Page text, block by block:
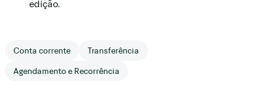
edição.
Conta corrente
Transferência
Agendamento e Recorrência